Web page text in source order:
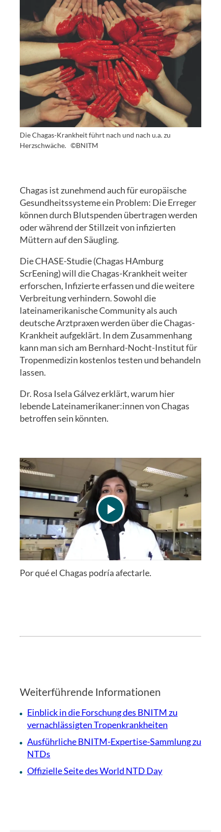
Die Chagas-Krankheit führt nach und nach u.a. zu
Herzschwäche. ©BNITM
Chagas ist zunehmend auch für europäische
Gesundheitssysteme ein Problem: Die Erreger
können durch Blutspenden übertragen werden
oder während der Stillzeit von infizierten
Müttern auf den Säugling.
Die CHASE-Studie (Chagas HAmburg
ScrEening) will die Chagas-Krankheit weiter
erforschen, Infizierte erfassen und die weitere
Verbreitung verhindern. Sowohl die
lateinamerikanische Community als auch
deutsche Arztpraxen werden über die Chagas-
Krankheit aufgeklärt. In dem Zusammenhang
kann man sich am Bernhard-Nocht-Institut für
Tropenmedizin kostenlos testen und behandeln
lassen.
Dr. Rosa Isela Gálvez erklärt, warum hier
lebende Lateinamerikaner:innen von Chagas
betroffen sein könnten.
Por qué el Chagas podría afectarle.
Weiterführende Informationen
Einblick in die Forschung des BNITM zu
vernachlässigten Tropenkrankheiten
Ausführliche BNITM-Expertise-Sammlung zu
NTDs
Offizielle Seite des World NTD Day